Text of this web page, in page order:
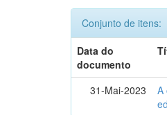
Conjunto de itens:
Data do
documento
31-Mai-2023
A